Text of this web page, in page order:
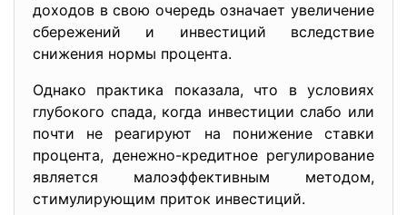
доходов в свою очередь означает увеличение
сбережений и инвестиций вследствие
снижения нормы процента.
Однако практика показала, что в условиях
глубокого спада, когда инвестиции слабо или
почти не реагируют на понижение ставки
процента, денежно-кредитное регулирование
является малоэффективным методом,
стимулирующим приток инвестиций.